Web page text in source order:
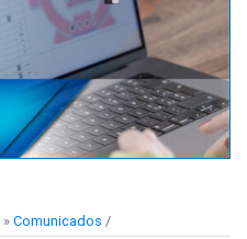
» Comunicados /